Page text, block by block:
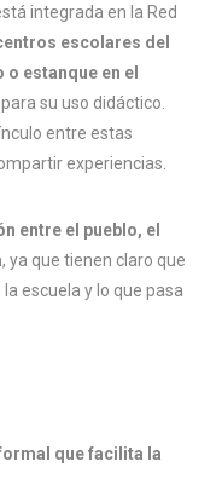
integrada en la Red
escolares del
estanque en el
su uso didáctico.
entre estas
experiencias.
entre el pueblo, el
, ya que tienen claro que
escuela y lo que pasa
que facilita la